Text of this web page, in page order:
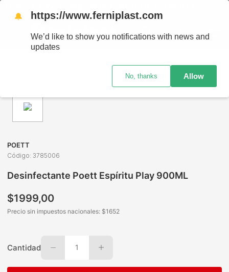
POETT
Código:3785006
Desinfectante Poett Espíritu Play 900ML
$1999,00
Precio sin impuestos nacionales: $1652
Cantidad 1
🔔 https://www.ferniplast.com
We’d like to show you notifications with news and
updates
No, thanks Allow